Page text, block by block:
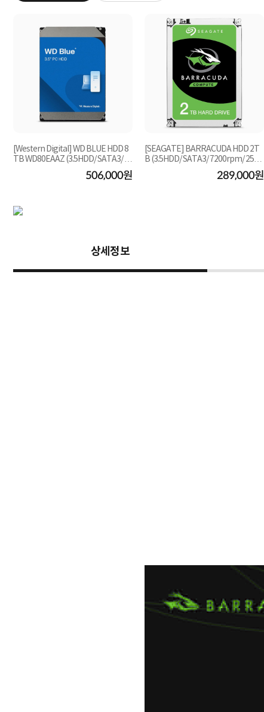
[Western Digital] WD BLUE HDD 8
TB WD80EAAZ (3.5HDD/ SATA3/ 56
506,000원
[SEAGATE] BARRACUDA HDD 2T
B (3.5HDD/ SATA3/ 7200rpm/ 256M
289,000원
상세정보